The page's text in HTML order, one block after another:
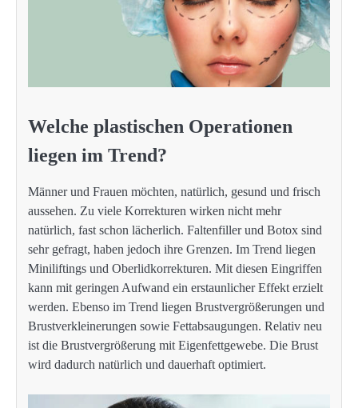
Welche plastischen Operationen
liegen im Trend?
Männer und Frauen möchten, natürlich, gesund und frisch
aussehen. Zu viele Korrekturen wirken nicht mehr
natürlich, fast schon lächerlich. Faltenfiller und Botox sind
sehr gefragt, haben jedoch ihre Grenzen. Im Trend liegen
Miniliftings und Oberlidkorrekturen. Mit diesen Eingriffen
kann mit geringen Aufwand ein erstaunlicher Effekt erzielt
werden. Ebenso im Trend liegen Brustvergrößerungen und
Brustverkleinerungen sowie Fettabsaugungen. Relativ neu
ist die Brustvergrößerung mit Eigenfettgewebe. Die Brust
wird dadurch natürlich und dauerhaft optimiert.